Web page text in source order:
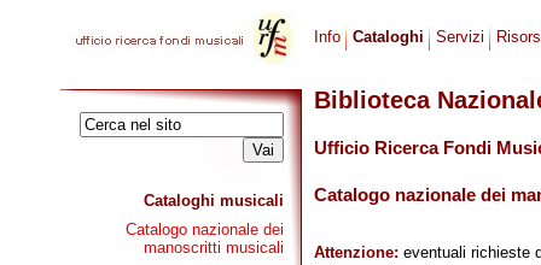
Cataloghi musicali
Catalogo nazionale dei
manoscritti musicali
Info Cataloghi Servizi
Biblioteca
Ufficio Ricerca Fondi
Catalogo nazionale dei
Attenzione: eventuali richieste